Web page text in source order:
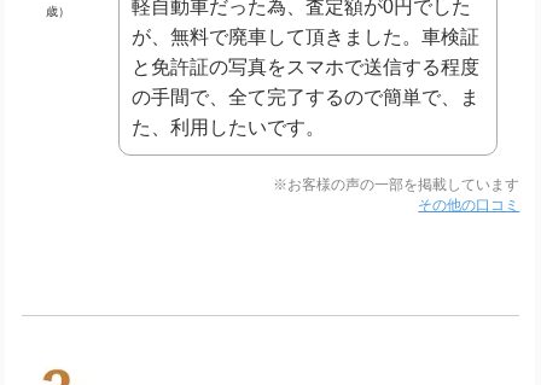
歳）
軽自動車だった為、査定額が0円でした
が、無料で廃車して頂きました。車検証
と免許証の写真をスマホで送信する程度
の手間で、全て完了するので簡単で、ま
た、利用したいです。
※お客様の声の一部を掲載しています
その他の口コミ